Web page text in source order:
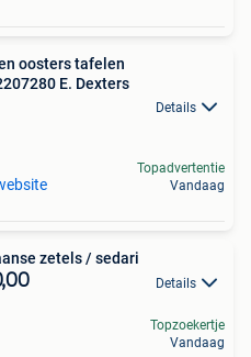
oosters tafelen
E. Dexters
Details
Topadvertentie
Vandaag
zetels / sedari
Details
Topzoekertje
Vandaag